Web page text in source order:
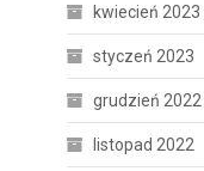
kwiecień 2023
styczeń 2023
grudzień 2022
listopad 2022